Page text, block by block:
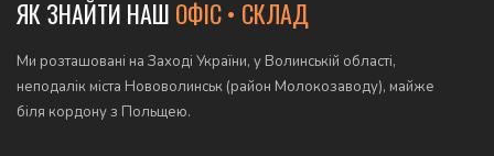
ЯК ЗНАЙТИ НАШ ОФІС • СКЛАД
Ми розташовані на Заході України, у Волинській області,
неподалік міста Нововолинськ (район Молокозаводу), майже
біля кордону з Польщею.